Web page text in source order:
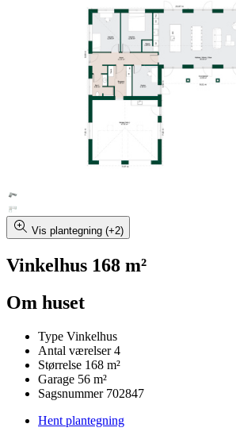
Vis plantegning (+2)
Vinkelhus 168 m²
Om huset
Type Vinkelhus
Antal værelser 4
Størrelse 168 m²
Garage 56 m²
Sagsnummer 702847
Hent plantegning